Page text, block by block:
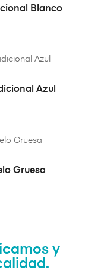
Blanco
Azul
Gruesa
y